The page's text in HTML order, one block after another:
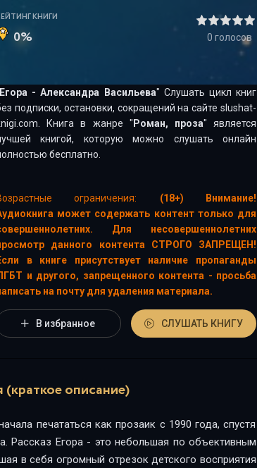
КНИГИ
0% 0 голосов
Егора - Александра Васильева" Слушать цикл книг
подписки, остановки, сокращений на сайте slushat-
Книга в жанре " Роман, проза" является
книгой, которую можно слушать онлайн
бесплатно.
ограничения:
(18+) Внимание!
может содержать контент только для
Для несовершеннолетних
данного контента СТРОГО ЗАПРЕЩЕН!
в книге присутствует наличие пропаганды
и другого, запрещенного контента - просьба
на почту для удаления материала.
В избранное СЛУШАТЬ КНИГУ
описание)
печататься как прозаик с 1990 года, спустя
Рассказ Егора - это небольшая по объективным
в себя огромный отрезок детского восприятия